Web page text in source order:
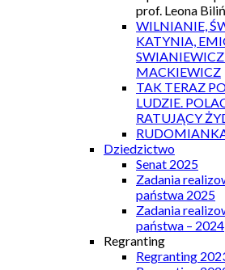
prof. Leona
WILNIANIE,
KATYNIA,
SWIANIEWICZ
MACKIEWICZ
TAK TERAZ
LUDZIE.
RATUJĄCY
Dziedzictwo
Senat 2025
Zadania
państwa 2025
Zadania
państwa – 2024
Regranting
Regranting